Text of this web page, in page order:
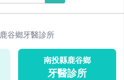
鹿谷鄉牙醫診所
南投縣鹿谷鄉
牙醫診所